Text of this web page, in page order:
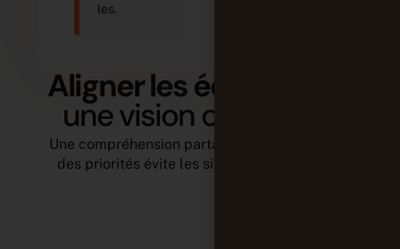
les.
Aligner les équipes
une vision commune
Une compréhension partagée des objectifs et
des priorités évite les silos et les blocages.